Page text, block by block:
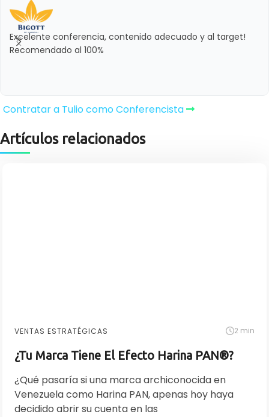
Excelente conferencia, contenido adecuado y al target!
Recomendado al 100%
Contratar a Tulio como Conferencista
Artículos relacionados
VENTAS ESTRATÉGICAS 2 min
¿Tu Marca Tiene El Efecto Harina PAN®?
¿Qué pasaría si una marca archiconocida en
Venezuela como Harina PAN, apenas hoy haya
decidido abrir su cuenta en las